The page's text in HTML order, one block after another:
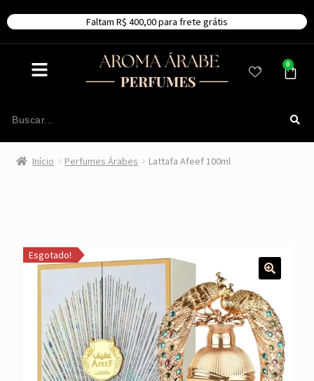
Faltam R$ 400,00 para frete grátis
0
Início Perfumes Árabes Lattafa Afeef 100ml
Esgotado!